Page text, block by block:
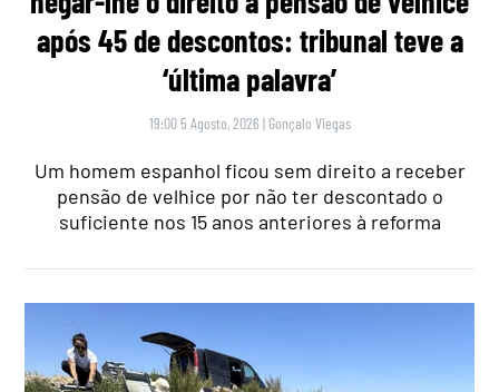
após 45 de descontos: tribunal teve a
‘última palavra’
19:00 5 Agosto, 2026 | Gonçalo Viegas
Um homem espanhol ficou sem direito a receber
pensão de velhice por não ter descontado o
suficiente nos 15 anos anteriores à reforma